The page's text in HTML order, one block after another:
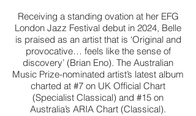
Receiving a standing ovation at her EFG
London Jazz Festival debut in 2024, Belle
is praised as an artist that is ‘Original and
provocative… feels like the sense of
discovery’ (Brian Eno). The Australian
Music Prize-nominated artist’s latest album
charted at #7 on UK Official Chart
(Specialist Classical) and #15 on
Australia’s ARIA Chart (Classical).